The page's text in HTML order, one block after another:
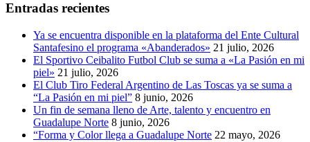
Entradas recientes
Ya se encuentra disponible en la plataforma del Ente Cultural
Santafesino el programa «Abanderados» 21 julio, 2026
El Sportivo Ceibalito Futbol Club se suma a «La Pasión en mi
piel» 21 julio, 2026
El Club Tiro Federal Argentino de Las Toscas ya se suma a
“La Pasión en mi piel” 8 junio, 2026
Un fin de semana lleno de Arte, talento y encuentro en
Guadalupe Norte 8 junio, 2026
“Forma y Color llega a Guadalupe Norte 22 mayo, 2026